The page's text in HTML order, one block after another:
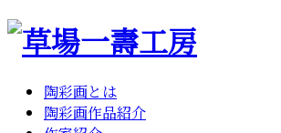
陶彩画とは
陶彩画作品紹介